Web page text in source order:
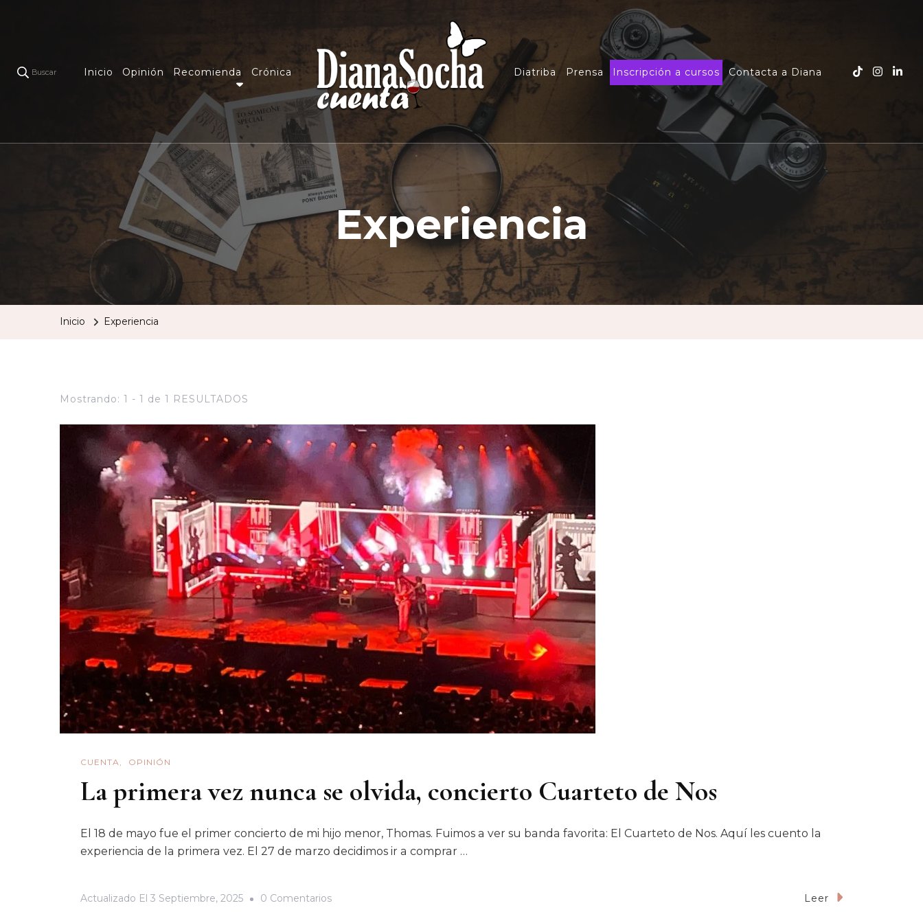
Buscar Inicio Opinión Recomienda Crónica Diatriba Prensa Inscripción a cursos Contacta a Diana
Experiencia
Inicio Experiencia
Mostrando: 1 - 1 de 1 RESULTADOS
CUENTA OPINIÓN
La primera vez nunca se olvida, concierto Cuarteto de Nos
El 18 de mayo fue el primer concierto de mi hijo menor, Thomas. Fuimos a ver su banda favorita: El Cuarteto de Nos. Aquí les cuento la
experiencia de la primera vez. El 27 de marzo decidimos ir a comprar …
Actualizado El 3 Septiembre, 2025 0 ComentariosEn
Leer